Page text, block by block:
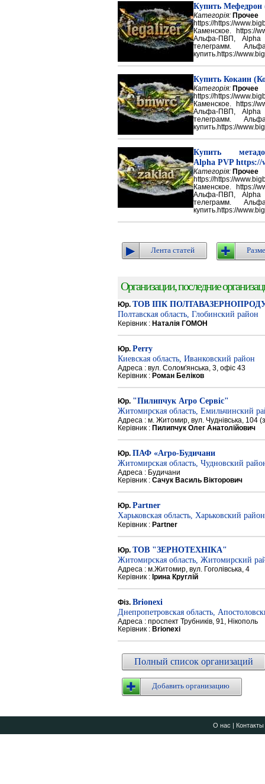
Купить
Категорія: Прочее
https://https://
Каменское. https://
Альфа-ПВП, Alpha
телеграмм.
купить.https://
Купить Кокаин
Категорія: Прочее
https://https://
Каменское. https://
Альфа-ПВП, Alpha
телеграмм.
купить.https://
Купить
Alpha PVP https://
Категорія: Прочее
https://https://
Каменское. https://
Альфа-ПВП, Alpha
телеграмм.
купить.https://
Лента статей
Организации, последние
Юр. ТОВ ІПК
Полтавская область, Глобинский район
Керівник : Наталія ГОМОН
Юр. Perry
Киевская область, Иванковский район
Адреса : вул. Солом'янська, 3, офіс 43
Керівник : Роман Беліков
Юр. "Пилипчук Агро Сервіс"
Житомирская область, Емильчинский
Адреса : м. Житомир, вул. Чуднівська, 104
Керівник : Пилипчук Олег Анатолійович
Юр. ПАФ «Агро-Будичани
Житомирская область, Чудновский
Адреса : Будичани
Керівник : Сачук Василь Вікторович
Юр. Partner
Харьковская область, Харьковский район
Керівник : Partner
Юр. ТОВ "ЗЕРНОТЕХНІКА"
Житомирская область, Житомирский
Адреса : м.Житомир, вул. Гоголівська, 4
Керівник : Ірина Круглій
Фіз. Brionexi
Днепропетровская область,
Адреса : проспект Трубників, 91, Нікополь
Керівник : Brionexi
Полный список организаций
Добавить организацию
О нас | Контакты